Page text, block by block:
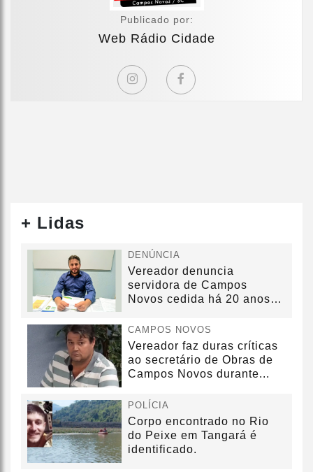
Publicado por:
Web Rádio Cidade
+ Lidas
DENÚNCIA
Vereador denuncia
servidora de Campos
Novos cedida há 20 anos
CAMPOS NOVOS
Vereador faz duras críticas
ao secretário de Obras de
Campos Novos durante...
POLÍCIA
Corpo encontrado no Rio
do Peixe em Tangará é
identificado.